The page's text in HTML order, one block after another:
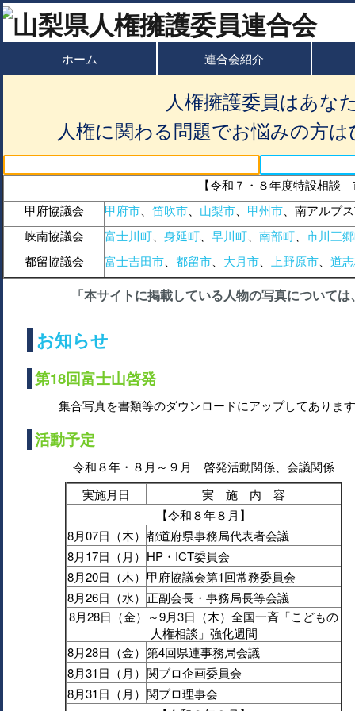
ホーム 連合会紹介
人権擁護委員はあな
人権に関わる問題でお悩みの方
【令和７・８年度特設相談
甲府協議会
甲府市 笛吹市 山梨市 甲州市 、南アルプ
峡南協議会
富士川町 身延町 早川町 南部町
市川三
都留協議会
富士吉田市 都留市 大月市 上野原市 道
「本サイトに掲載している人物の写真について
お知らせ
第18回富士山啓発
集合写真を書類等のダウンロードにアップしてありま
活動予定
令和８年・８月～９月 啓発活動関係、会議関係
実施月日
実 施 内 容
【令和８年８月】
8月07日（木） 都道府県事務局代表者会議
8月17日（月） HP・ICT委員会
8月20日（木） 甲府協議会第1回常務委員会
8月26日（水） 正副会長・事務局長等会議
8月28日（金）～9月3日（木）全国一斉「こどもの
人権相談」強化週間
8月28日（金） 第4回県連事務局会議
8月31日（月） 関ブロ企画委員会
8月31日（月） 関ブロ理事会